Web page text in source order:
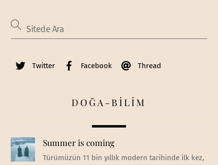
Twitter Facebook Thread
DOĞA-BİLİM
Summer is coming
Türümüzün 11 bin yıllık modern tarihinde ilk kez,